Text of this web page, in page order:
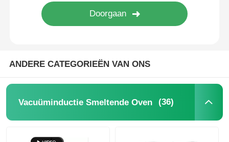
Plasmaboogoven
de oven van de autobodem
Industriële warmwaterketel
ANDERE CATEGORIEËN VAN ONS
Vacuüminductie Smeltende Oven (36)